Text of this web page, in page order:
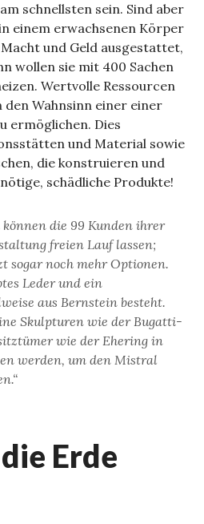
schnellsten sein. Sind aber
einem erwachsenen Körper
und Geld ausgestattet,
wollen sie mit 400 Sachen
Wertvolle Ressourcen
Wahnsinn einer einer
ermöglichen. Dies
und Material sowie
die konstruieren und
schädliche Produkte!
die 99 Kunden ihrer
freien Lauf lassen;
sogar noch mehr Optionen.
Leder und ein
aus Bernstein besteht.
Skulpturen wie der Bugatti-
wie der Ehering in
werden, um den Mistral
Erde